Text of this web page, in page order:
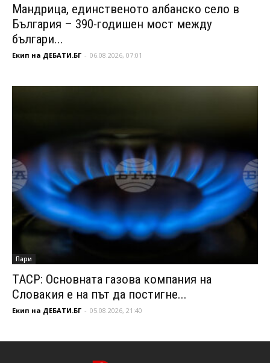
Мандрица, единственото албанско село в
България – 390-годишен мост между
българи...
Екип на ДЕБАТИ.БГ - 06.08.2026, 07:01
Пари
ТАСР: Основната газова компания на
Словакия е на път да постигне...
Екип на ДЕБАТИ.БГ - 05.08.2026, 21:40